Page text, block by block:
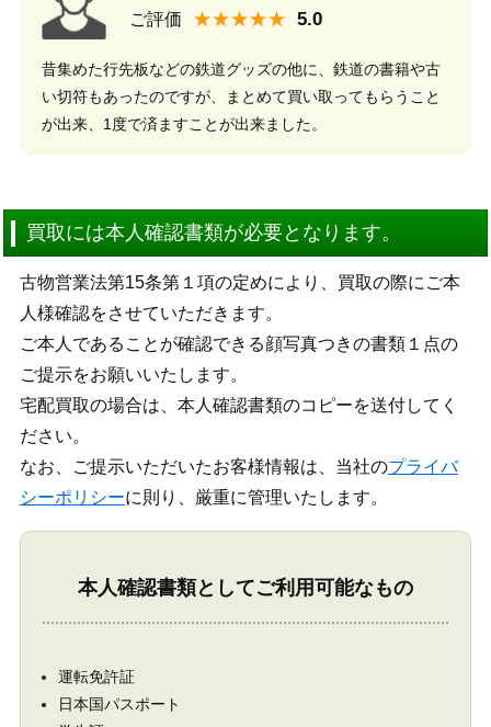
ご評価 ★★★★★
昔集めた行先板などの鉄道グッズの他に、鉄道の書籍や古
い切符もあったのですが、まとめて買い取ってもらうこと
が出来、1度で済ますことが出来ました。
買取には本人確認書類が必要となります。
古物営業法第15条第１項の定めにより、買取の際にご本
人様確認をさせていただきます。
ご本人であることが確認できる顔写真つきの書類１点の
ご提示をお願いいたします。
宅配買取の場合は、本人確認書類のコピーを送付してく
ださい。
なお、ご提示いただいたお客様情報は、当社のプライバ
シーポリシーに則り、厳重に管理いたします。
本人確認書類としてご利用可能なもの
運転免許証
日本国パスポート